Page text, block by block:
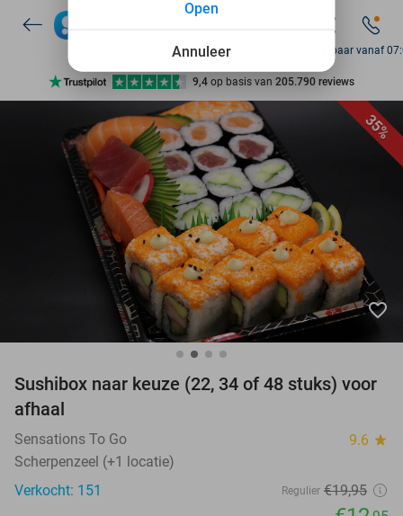
7 dagen per week beschikbaar
10+ miljoen leden
9,4 op basis van 205.790 reviews
Ontdek 15.000+ deals
7 dagen per week beschikbaar
10+ miljoen leden
Bereikbaar vanaf
35%
favorite_border
Sushibox naar keuze (22, 34 of 48 stuks) voor
afhaal
Sensations To Go 9.6 star
Scherpenzeel (+1 locatie)
Verkocht: 151
Regulier €19,95
Annuleer
Open